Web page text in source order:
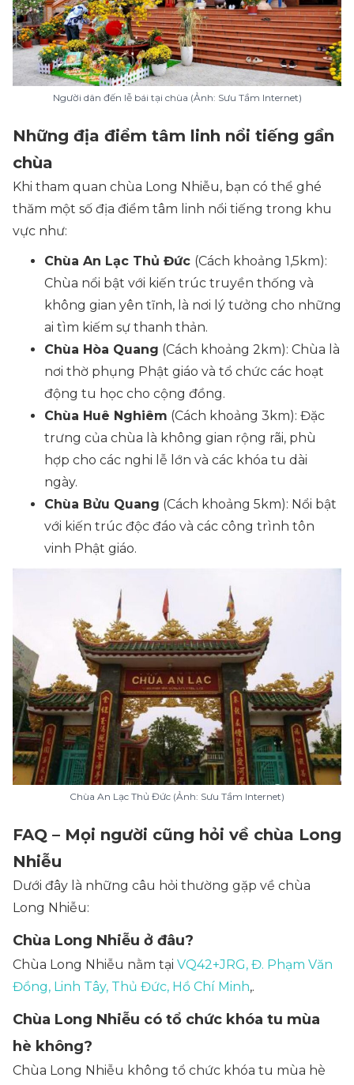
Người dân đến lễ bái tại chùa (Ảnh: Sưu Tầm Internet)
Những địa điểm tâm linh nổi tiếng gần
chùa
Khi tham quan chùa Long Nhiễu, bạn có thể ghé
thăm một số địa điểm tâm linh nổi tiếng trong khu
vực như:
Chùa An Lạc Thủ Đức (Cách khoảng 1,5km):
Chùa nổi bật với kiến trúc truyền thống và
không gian yên tĩnh, là nơi lý tưởng cho những
ai tìm kiếm sự thanh thản.
Chùa Hòa Quang (Cách khoảng 2km): Chùa là
nơi thờ phụng Phật giáo và tổ chức các hoạt
động tu học cho cộng đồng.
Chùa Huê Nghiêm (Cách khoảng 3km): Đặc
trưng của chùa là không gian rộng rãi, phù
hợp cho các nghi lễ lớn và các khóa tu dài
ngày.
Chùa Bửu Quang (Cách khoảng 5km): Nổi bật
với kiến trúc độc đáo và các công trình tôn
vinh Phật giáo.
Chùa An Lạc Thủ Đức (Ảnh: Sưu Tầm Internet)
FAQ – Mọi người cũng hỏi về chùa Long
Nhiễu
Dưới đây là những câu hỏi thường gặp về chùa
Long Nhiễu:
Chùa Long Nhiễu ở đâu?
Chùa Long Nhiễu nằm tại VQ42+JRG, Đ. Phạm Văn
Đồng, Linh Tây, Thủ Đức, Hồ Chí Minh,.
Chùa Long Nhiễu có tổ chức khóa tu mùa
hè không?
Chùa Long Nhiễu không tổ chức khóa tu mùa hè